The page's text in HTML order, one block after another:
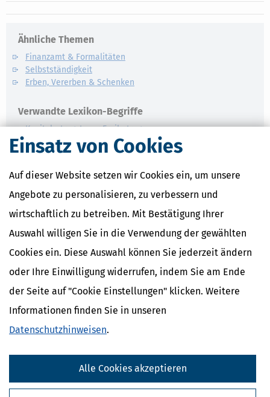
Einsatz von Cookies
Auf dieser Website setzen wir Cookies ein, um unsere
Angebote zu personalisieren, zu verbessern und
wirtschaftlich zu betreiben. Mit Bestätigung Ihrer
Auswahl willigen Sie in die Verwendung der gewählten
Cookies ein. Diese Auswahl können Sie jederzeit ändern
oder Ihre Einwilligung widerrufen, indem Sie am Ende
der Seite auf "Cookie Einstellungen" klicken. Weitere
Informationen finden Sie in unseren
Datenschutzhinweisen.
Alle Cookies akzeptieren
Ähnliche Themen
Finanzamt & Formalitäten
Selbstständigkeit
Erben, Vererben & Schenken
Verwandte Lexikon-Begriffe
Kapitalertragsteuer Freibetrag -
Definition und Erklärung
CO2-Steuer - Was ist das?
Erklärung
NACHDiGAL
Kostenlose Steuertipps & News